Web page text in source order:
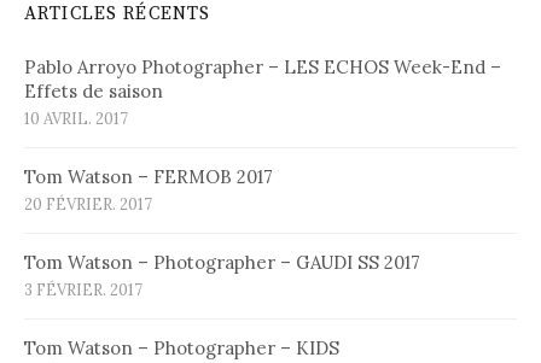
ARTICLES RÉCENTS
Pablo Arroyo Photographer – LES ECHOS Week-End –
Effets de saison
10 AVRIL. 2017
Tom Watson – FERMOB 2017
20 FÉVRIER. 2017
Tom Watson – Photographer – GAUDI SS 2017
3 FÉVRIER. 2017
Tom Watson – Photographer – KIDS